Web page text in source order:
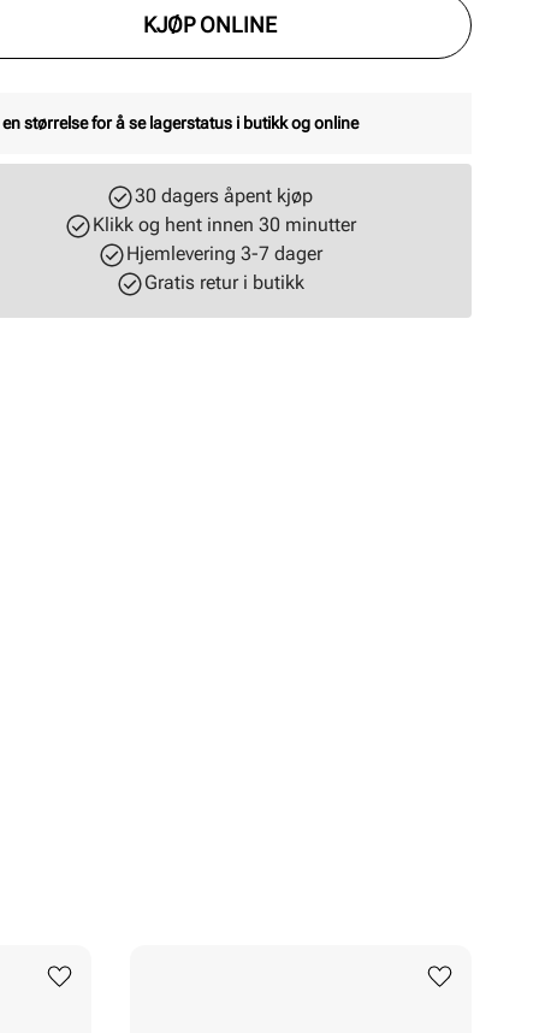
KJØP ONLINE
størrelse for å se lagerstatus i butikk og online
30 dagers åpent kjøp
Klikk og hent innen 30 minutter
Hjemlevering 3-7 dager
Gratis retur i butikk